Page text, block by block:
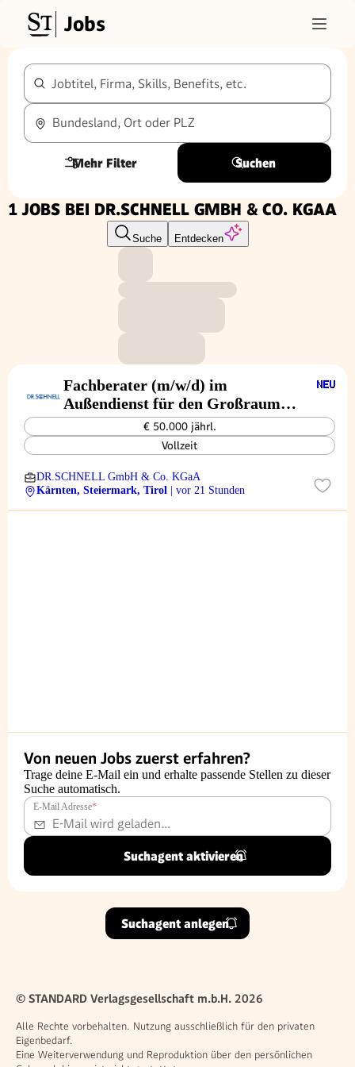
Jobs
Jobtitel, Firma, Skills, Benefits, etc.
Bundesland, Ort oder PLZ
Mehr Filter Suchen
1 JOBS BEI DR.SCHNELL GMBH & CO. KGAA
Suche Entdecken
Fachberater (m/w/d) im
Außendienst für den Großraum
Kärnten, Steiermark und Tirol
€ 50.000 jährl.
Vollzeit
DR.SCHNELL GmbH & Co. KGaA
Kärnten, Steiermark, Tirol
| vor 21 Stunden
Von neuen Jobs zuerst erfahren?
Trage deine E-Mail ein und erhalte passende Stellen zu dieser
Suche automatisch.
E-Mail Adresse*
Suchagent aktivieren
Suchagent anlegen
© STANDARD Verlagsgesellschaft m.b.H. 2026
Alle Rechte vorbehalten. Nutzung ausschließlich für den privaten
Eigenbedarf.
Eine Weiterverwendung und Reproduktion über den persönlichen